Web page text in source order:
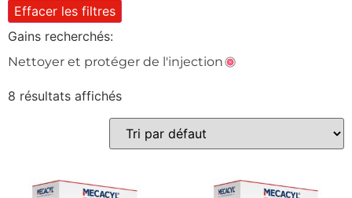
Gains recherchés
Nettoyer et protéger de l'injection
Effacer
Effacer les filtres
Gains recherchés:
Nettoyer et protéger de l'injection
8 résultats affichés